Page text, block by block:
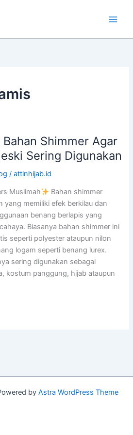
Shimmer Agar
Sering Digunakan
/attinhijab.id
Muslimah
Bahan shimmer
yang memiliki efek berkilau dan
benang berlapis yang
Biasanya bahan shimmer ini
seperti polyester ataupun nilon
logam seperti benang lurex.
sering digunakan sebagai
kostum panggung, hijab ataupun
by Astra WordPress Theme